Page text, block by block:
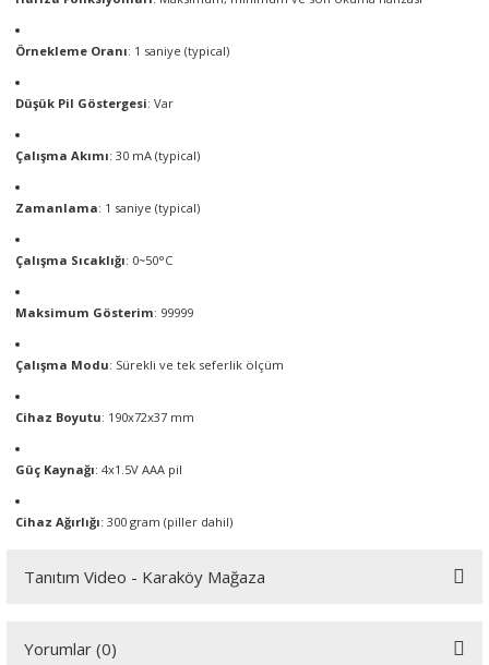
Örnekleme Oranı: 1 saniye (typical)
Düşük Pil Göstergesi: Var
Çalışma Akımı: 30 mA (typical)
Zamanlama: 1 saniye (typical)
Çalışma Sıcaklığı: 0~50°C
Maksimum Gösterim: 99999
Çalışma Modu: Sürekli ve tek seferlik ölçüm
Cihaz Boyutu: 190x72x37 mm
Güç Kaynağı: 4x1.5V AAA pil
Cihaz Ağırlığı: 300 gram (piller dahil)
Tanıtım Video - Karaköy Mağaza
Yorumlar (0)